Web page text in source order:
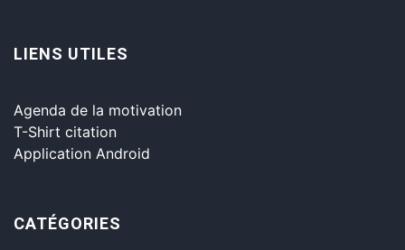
LIENS UTILES
Agenda de la motivation
T-Shirt citation
Application Android
CATÉGORIES